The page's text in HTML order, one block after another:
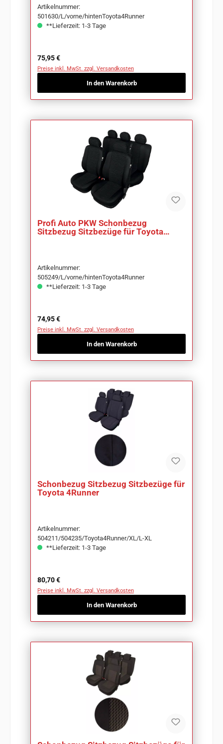
Artikelnummer:
501630/L/vorne/hintenToyota4Runner
**Lieferzeit: 1-3 Tage
Regulärer Preis:
75,95 €
Preise inkl. MwSt. zzgl. Versandkosten
In den Warenkorb
Profi Auto PKW Schonbezug
Sitzbezug Sitzbezüge für Toyota
Artikelnummer:
505249/L/vorne/hintenToyota4Runner
**Lieferzeit: 1-3 Tage
Regulärer Preis:
74,95 €
Preise inkl. MwSt. zzgl. Versandkosten
In den Warenkorb
Schonbezug Sitzbezug Sitzbezüge für
Toyota 4Runner
Artikelnummer:
504211/504235/Toyota4Runner/XL/L-XL
**Lieferzeit: 1-3 Tage
Regulärer Preis:
80,70 €
Preise inkl. MwSt. zzgl. Versandkosten
In den Warenkorb